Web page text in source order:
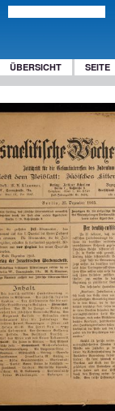
ÜBERSICHT SEITE